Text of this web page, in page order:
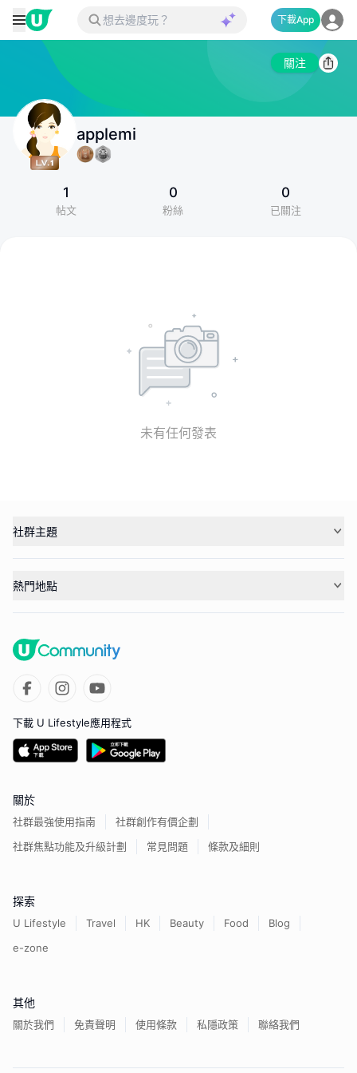
下載App
關注
applemi
1
帖文
0
粉絲
0
已關注
未有任何發表
社群主題
熱門地點
下載 U Lifestyle應用程式
關於
社群最強使用指南
社群創作有價企劃
社群焦點功能及升級計劃
常見問題 條款及細則
探索
U Lifestyle Travel HK Beauty Food
Blog
e-zone
其他
關於我們 免責聲明 使用條款 私隱政策 聯絡我們